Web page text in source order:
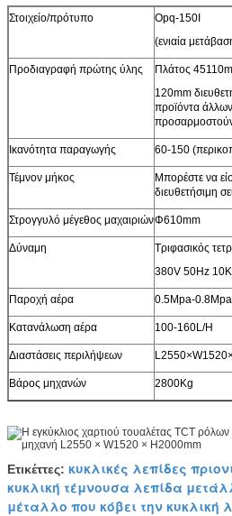
Στοιχείο/πρότυπο
Opq-150I
(ενιαία
Προδιαγραφή πρώτης ύλης
Πλάτος
120mm
προϊόντα
Ικανότητα παραγωγής 60-150
Τέμνον μήκος
Μπορέστε να
διευθετήσιμη
Στρογγυλό μέγεθος μαχαιριώνΦ610mm
Δύναμη
Τριφασικός
380V 50Hz
Παροχή αέρα 0.5Mpa-0.8Mpa
Κατανάλωση αέρα 100-160L/H
Διαστάσεις περιλήψεων
Βάρος μηχανών 2800Kg
Ετικέττες: κυκλικές λεπίδες
κυκλική τέμνουσα λεπίδα
μέταλλο που κόβει την κυκλική